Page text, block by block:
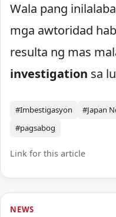
Wala pang
mga awtoridad
resulta ng mas
investigation sa
#Imbestigasyon #Japan
#pagsabog
Link for this article
NEWS